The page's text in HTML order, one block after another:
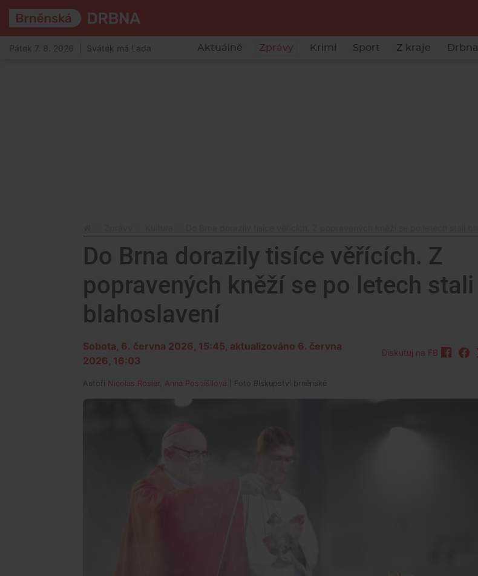
Pátek 7. 8. 2026 | Svátek má Lada Aktuálně Zprávy Krimi Sport Z kraje Drbna
Do Brna dorazily tisíce věřících. Z
popravených kněží se po letech stali
blahoslavení
Sobota, 6. června 2026, 15:45, aktualizováno 6. června
2026, 16:03
Diskutuj na FB
Autoři Nicolas Rosier Anna Pospíšilová | Foto Biskupství brněnské